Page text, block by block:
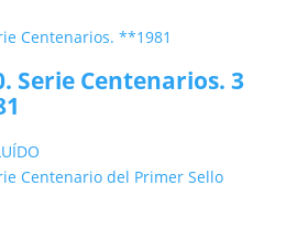
Serie Centenarios. 3